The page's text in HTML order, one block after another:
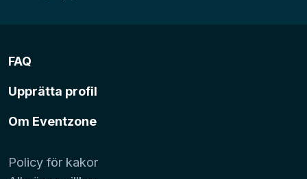
FAQ
Upprätta profil
Om Eventzone
Policy för kakor